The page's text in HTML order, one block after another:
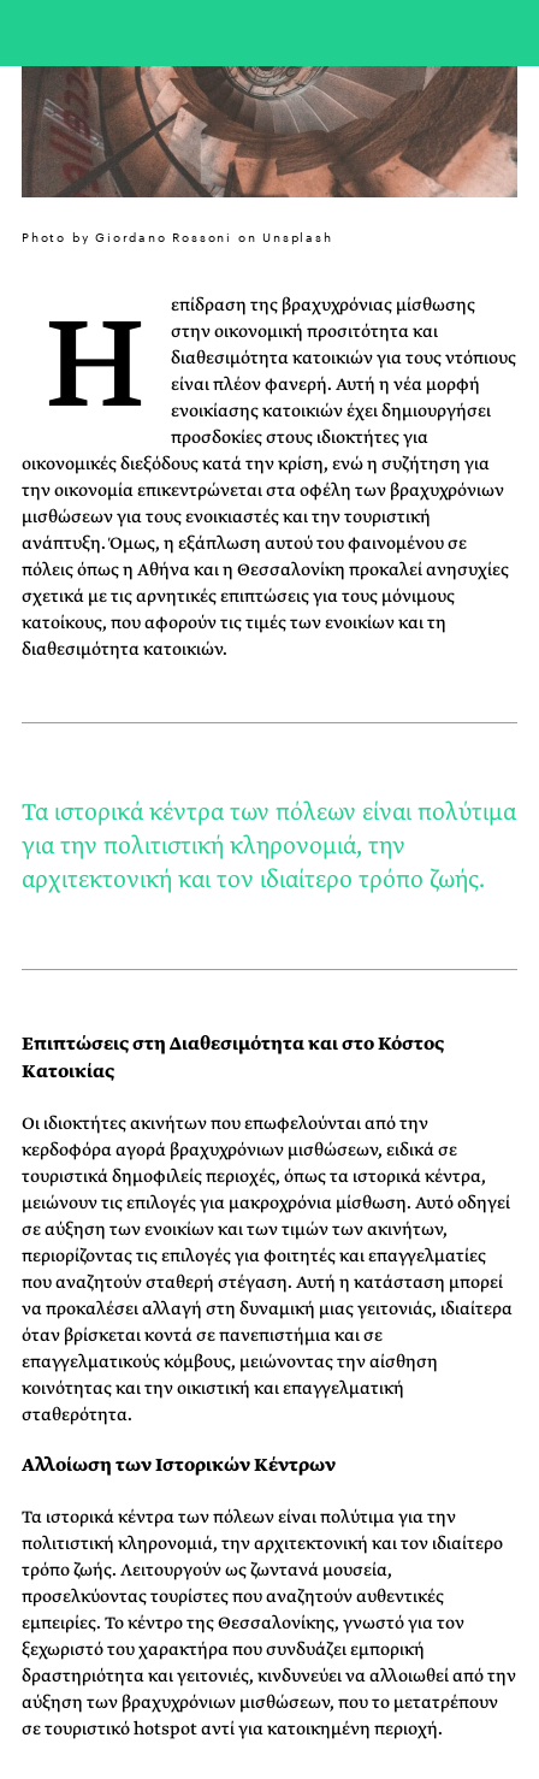
Photo by Giordano Rossoni on Unsplash
Η
επίδραση της βραχυχρόνιας μίσθωσης
στην οικονομική προσιτότητα και
διαθεσιμότητα κατοικιών για τους ντόπιους
είναι πλέον φανερή. Αυτή η νέα μορφή
ενοικίασης κατοικιών έχει δημιουργήσει
προσδοκίες στους ιδιοκτήτες για
οικονομικές διεξόδους κατά την κρίση, ενώ η συζήτηση για
την οικονομία επικεντρώνεται στα οφέλη των βραχυχρόνιων
μισθώσεων για τους ενοικιαστές και την τουριστική
ανάπτυξη. Όμως, η εξάπλωση αυτού του φαινομένου σε
πόλεις όπως η Αθήνα και η Θεσσαλονίκη προκαλεί ανησυχίες
σχετικά με τις αρνητικές επιπτώσεις για τους μόνιμους
κατοίκους, που αφορούν τις τιμές των ενοικίων και τη
διαθεσιμότητα κατοικιών.
Τα ιστορικά κέντρα των πόλεων είναι πολύτιμα
για την πολιτιστική κληρονομιά, την
αρχιτεκτονική και τον ιδιαίτερο τρόπο ζωής.
Επιπτώσεις στη Διαθεσιμότητα και στο Κόστος
Κατοικίας
Οι ιδιοκτήτες ακινήτων που επωφελούνται από την
κερδοφόρα αγορά βραχυχρόνιων μισθώσεων, ειδικά σε
τουριστικά δημοφιλείς περιοχές, όπως τα ιστορικά κέντρα,
μειώνουν τις επιλογές για μακροχρόνια μίσθωση. Αυτό οδηγεί
σε αύξηση των ενοικίων και των τιμών των ακινήτων,
περιορίζοντας τις επιλογές για φοιτητές και επαγγελματίες
που αναζητούν σταθερή στέγαση. Αυτή η κατάσταση μπορεί
να προκαλέσει αλλαγή στη δυναμική μιας γειτονιάς, ιδιαίτερα
όταν βρίσκεται κοντά σε πανεπιστήμια και σε
επαγγελματικούς κόμβους, μειώνοντας την αίσθηση
κοινότητας και την οικιστική και επαγγελματική
σταθερότητα.
Αλλοίωση των Ιστορικών Κέντρων
Τα ιστορικά κέντρα των πόλεων είναι πολύτιμα για την
πολιτιστική κληρονομιά, την αρχιτεκτονική και τον ιδιαίτερο
τρόπο ζωής. Λειτουργούν ως ζωντανά μουσεία,
προσελκύοντας τουρίστες που αναζητούν αυθεντικές
εμπειρίες. Το κέντρο της Θεσσαλονίκης, γνωστό για τον
ξεχωριστό του χαρακτήρα που συνδυάζει εμπορική
δραστηριότητα και γειτονιές, κινδυνεύει να αλλοιωθεί από την
αύξηση των βραχυχρόνιων μισθώσεων, που το μετατρέπουν
σε τουριστικό hotspot αντί για κατοικημένη περιοχή.